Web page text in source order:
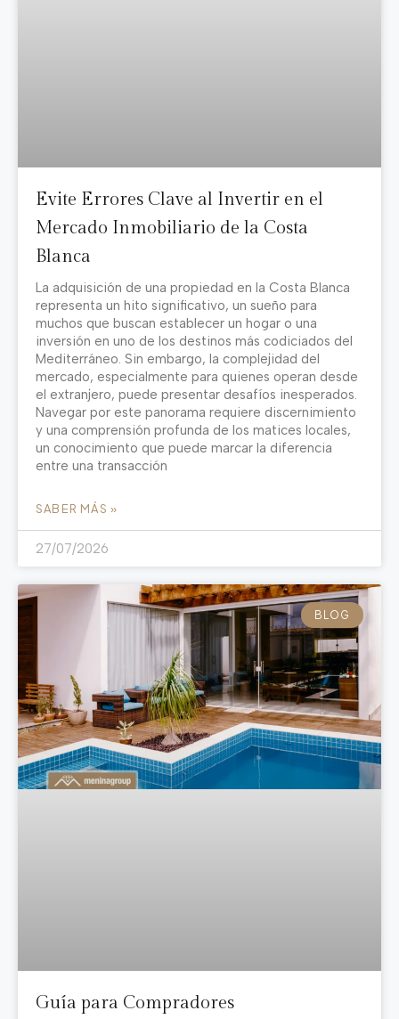
Evite Errores Clave al Invertir en el
Mercado Inmobiliario de la Costa
Blanca
La adquisición de una propiedad en la Costa Blanca
representa un hito significativo, un sueño para
muchos que buscan establecer un hogar o una
inversión en uno de los destinos más codiciados del
Mediterráneo. Sin embargo, la complejidad del
mercado, especialmente para quienes operan desde
el extranjero, puede presentar desafíos inesperados.
Navegar por este panorama requiere discernimiento
y una comprensión profunda de los matices locales,
un conocimiento que puede marcar la diferencia
entre una transacción
SABER MÁS »
27/07/2026
BLOG
Guía para Compradores